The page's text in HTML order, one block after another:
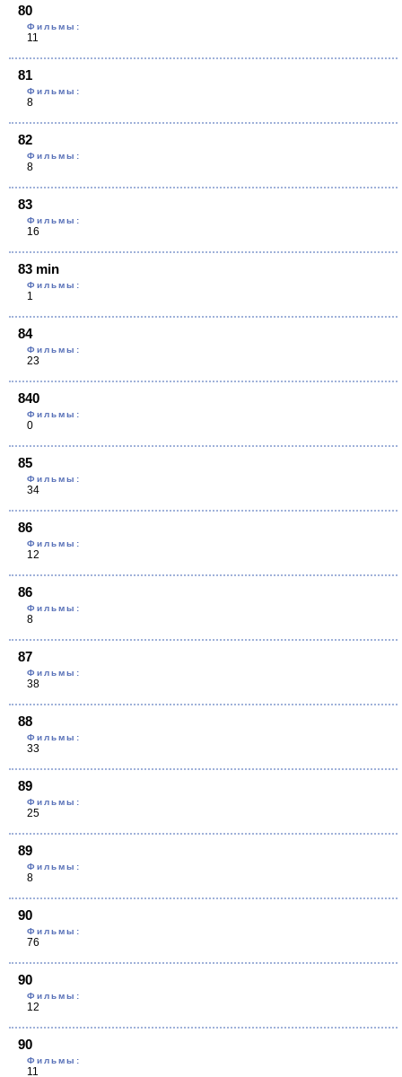
80
Фильмы:
11
81
Фильмы:
8
82
Фильмы:
8
83
Фильмы:
16
83 min
Фильмы:
1
84
Фильмы:
23
840
Фильмы:
0
85
Фильмы:
34
86
Фильмы:
12
86
Фильмы:
8
87
Фильмы:
38
88
Фильмы:
33
89
Фильмы:
25
89
Фильмы:
8
90
Фильмы:
76
90
Фильмы:
12
90
Фильмы:
11